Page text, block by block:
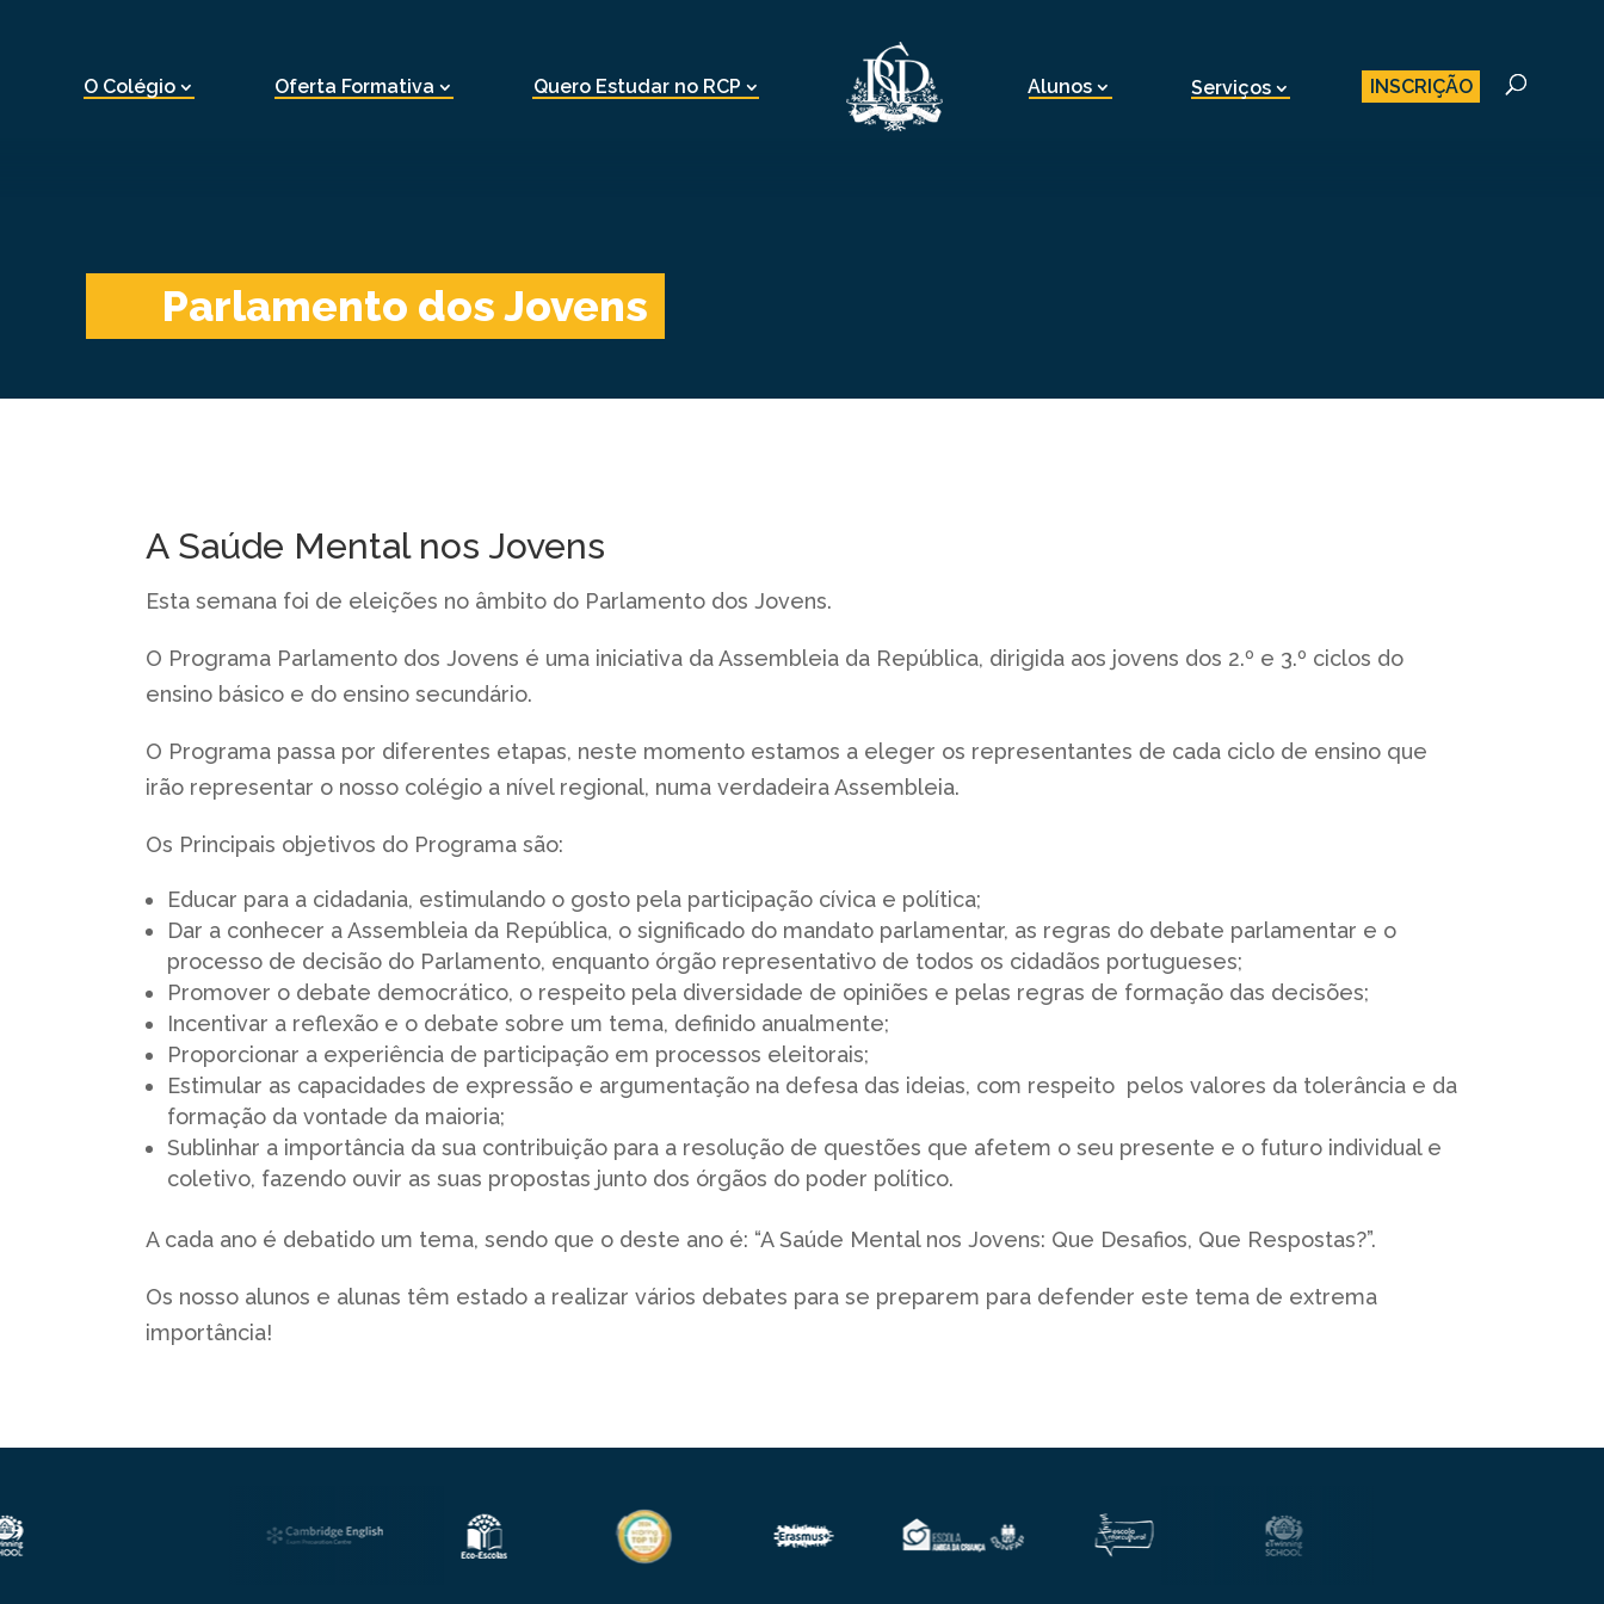
O Colégio Oferta Formativa Quero Estudar no RCP Alunos Serviços INSCRIÇÃO
Parlamento dos Jovens
A Saúde Mental nos Jovens
Esta semana foi de eleições no âmbito do Parlamento dos Jovens.
O Programa Parlamento dos Jovens é uma iniciativa da Assembleia da República, dirigida aos jovens dos 2.º e 3.º ciclos do
ensino básico e do ensino secundário.
O Programa passa por diferentes etapas, neste momento estamos a eleger os representantes de cada ciclo de ensino que
irão representar o nosso colégio a nível regional, numa verdadeira Assembleia.
Os Principais objetivos do Programa são:
Educar para a cidadania, estimulando o gosto pela participação cívica e política;
Dar a conhecer a Assembleia da República, o significado do mandato parlamentar, as regras do debate parlamentar e o
processo de decisão do Parlamento, enquanto órgão representativo de todos os cidadãos portugueses;
Promover o debate democrático, o respeito pela diversidade de opiniões e pelas regras de formação das decisões;
Incentivar a reflexão e o debate sobre um tema, definido anualmente;
Proporcionar a experiência de participação em processos eleitorais;
Estimular as capacidades de expressão e argumentação na defesa das ideias, com respeito pelos valores da tolerância e da
formação da vontade da maioria;
Sublinhar a importância da sua contribuição para a resolução de questões que afetem o seu presente e o futuro individual e
coletivo, fazendo ouvir as suas propostas junto dos órgãos do poder político.
A cada ano é debatido um tema, sendo que o deste ano é: “A Saúde Mental nos Jovens: Que Desafios, Que Respostas?”.
Os nosso alunos e alunas têm estado a realizar vários debates para se preparem para defender este tema de extrema
importância!